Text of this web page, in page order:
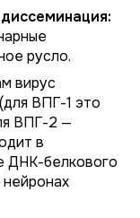
русло.
вирус
ВПГ-1 это
ВПГ-2 —
в
ДНК-белкового
нейронах